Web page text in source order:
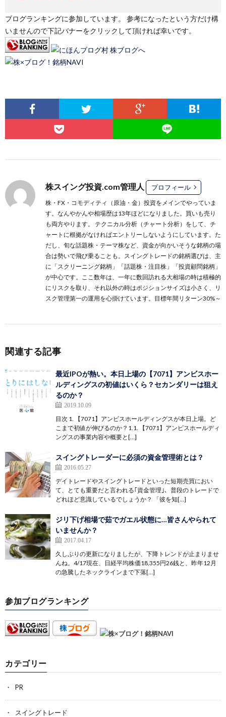
ブログランキングに参加しています。 参考になったという方だけ構
いませんので下記バナーをクリックして頂ければ幸いです。
株スイング投資.com管理人 プロフィール
株・FX・コモディティ（原油・金）投資をメインでやっていま
す。なんやかんや相場歴は13年ほどになりました。買いも売り
も両方やります。 テクニカル分析（チャート分析）をして、チ
ャートに根拠がなければエントリーしないようにしています。た
だし、旬な話題株・テーマ株など、資金が向かいそうな銘柄の場
合は勢いで飛び乗ることも。スイングトレードの銘柄選びは、主
に 「スクリーニング銘柄」 「話題株・注目株」
「投資顧問銘柄」
が中心です。ここ数年は、一年に数回訪れる大相場の時は積極的
にリスクを取り、それ以外の時はポジションサイズは小さく、リ
スク管理第一の運用を心掛けています。目標年間リターン30%～
関連する記事
最近IPOが熱い。本日上場の【7071】アンビスホー
ルディングスの初値はいくら？セカンダリーは狙え
るのか？
2019.10.09
目次 1. 【7071】アンビスホールディングスが本日上場。ど
こまで初値が伸びるのか？1.1. 【7071】アンビスホールディ
ングスの事業内容や概要と[…]
スイングトレーダーに必須の資金管理術とは？
2016.05.27
デイトレードやスイングトレードといった短期売買におい
て、とても重要だと言われる｢資金管理｣、普段のトレードで
どれほど意識しているでしょうか？ 「彼を知[…]
ジリ下げ相場で茹でガエル状態に…皆さんやられて
いませんか？
2017.04.17
久しぶりの更新になりましたが、下降トレンドが止まりませ
んね。4/17現在、日経平均株価18,355円26銭と、昨年12月
の急騰したネックラインまで下落[…]
参加ブログランキング
カテゴリー
PR
スイングトレード